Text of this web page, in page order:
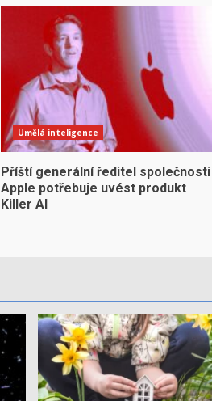
Umělá inteligence
Příští generální ředitel společnosti
Apple potřebuje uvést produkt
Killer AI